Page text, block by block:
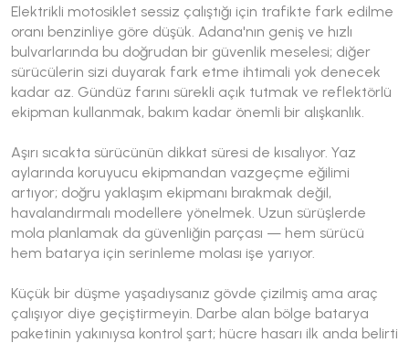
Elektrikli motosiklet sessiz çalıştığı için trafikte fark edilme
oranı benzinliye göre düşük. Adana'nın geniş ve hızlı
bulvarlarında bu doğrudan bir güvenlik meselesi; diğer
sürücülerin sizi duyarak fark etme ihtimali yok denecek
kadar az. Gündüz farını sürekli açık tutmak ve reflektörlü
ekipman kullanmak, bakım kadar önemli bir alışkanlık.
Aşırı sıcakta sürücünün dikkat süresi de kısalıyor. Yaz
aylarında koruyucu ekipmandan vazgeçme eğilimi
artıyor; doğru yaklaşım ekipmanı bırakmak değil,
havalandırmalı modellere yönelmek. Uzun sürüşlerde
mola planlamak da güvenliğin parçası — hem sürücü
hem batarya için serinleme molası işe yarıyor.
Küçük bir düşme yaşadıysanız gövde çizilmiş ama araç
çalışıyor diye geçiştirmeyin. Darbe alan bölge batarya
paketinin yakınıysa kontrol şart; hücre hasarı ilk anda belirti